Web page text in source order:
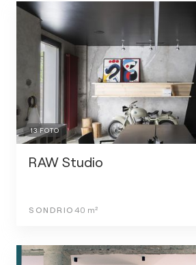
13FOTO
RAW Studio
SONDRIO 40 m²